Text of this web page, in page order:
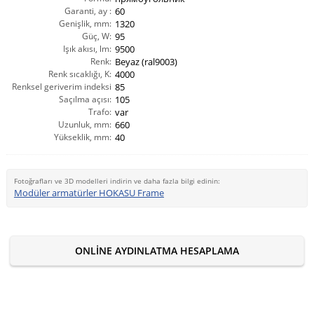
Garanti, ay : 60
Genişlik, mm: 1320
Güç, W: 95
Işık akısı, lm: 9500
Renk: Beyaz (ral9003)
Renk sıcaklığı, K: 4000
Renksel geriverim indeksi
CRI(Ra):
85
Saçılma açısı: 105
Trafo: var
Uzunluk, mm: 660
Yükseklik, mm: 40
Fotoğrafları ve 3D modelleri indirin ve daha fazla bilgi edinin:
Modüler armatürler HOKASU Frame
ONLINE AYDINLATMA HESAPLAMA